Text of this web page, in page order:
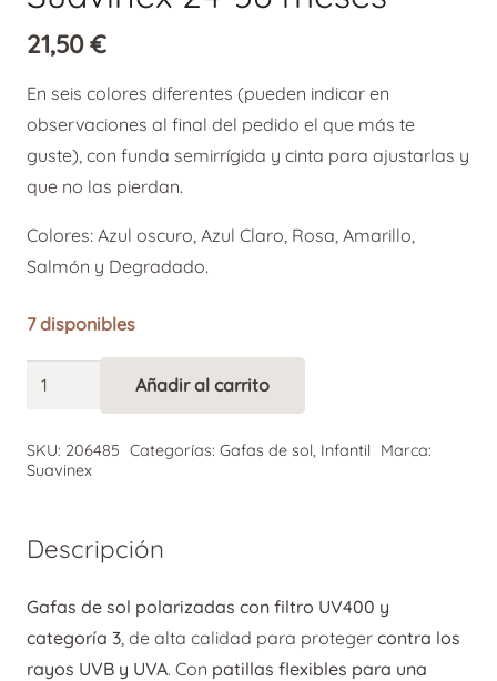
21,50€
En seis colores diferentes (pueden indicar en
observaciones al final del pedido el que más te
guste), con funda semirrígida y cinta para ajustarlas y
que no las pierdan.
Colores: Azul oscuro, Azul Claro, Rosa, Amarillo,
Salmón y Degradado.
7 disponibles
Gafa
Infantil
36
Añadir al carrito
SKU: 206485 Categorías: Gafas de sol Infantil
Marca:
Suavinex
Descripción
Gafas de sol polarizadas con filtro UV400 y
categoría 3 , de alta calidad para proteger contra los
rayos UVB y UVA. Con patillas flexibles para una